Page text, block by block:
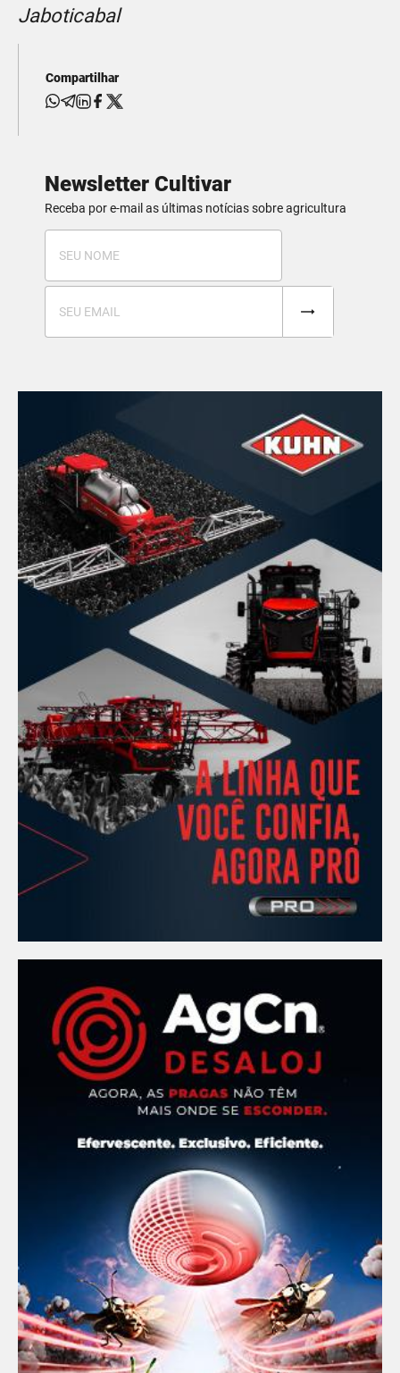
Jaboticabal
Compartilhar
Newsletter Cultivar
Receba por e-mail as últimas notícias sobre agricultura